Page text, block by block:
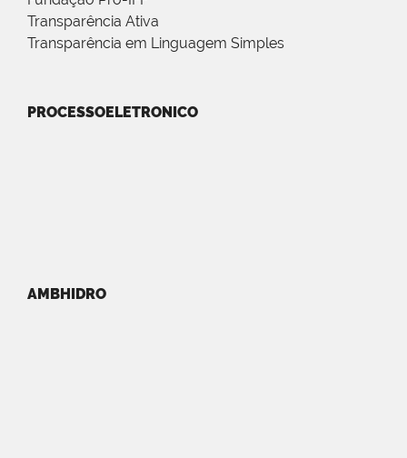
Transparência Ativa
Transparência em Linguagem Simples
PROCESSOELETRONICO
AMBHIDRO